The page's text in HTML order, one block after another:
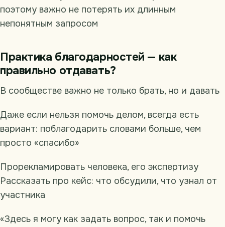
поэтому важно не потерять их длинным
непонятным запросом
Практика благодарностей — как
правильно отдавать?
В сообществе важно не только брать, но и давать
Даже если нельзя помочь делом, всегда есть
вариант: поблагодарить словами больше, чем
просто «спасибо»
Прорекламировать человека, его экспертизу
Рассказать про кейс: что обсудили, что узнал от
участника
«Здесь я могу как задать вопрос, так и помочь